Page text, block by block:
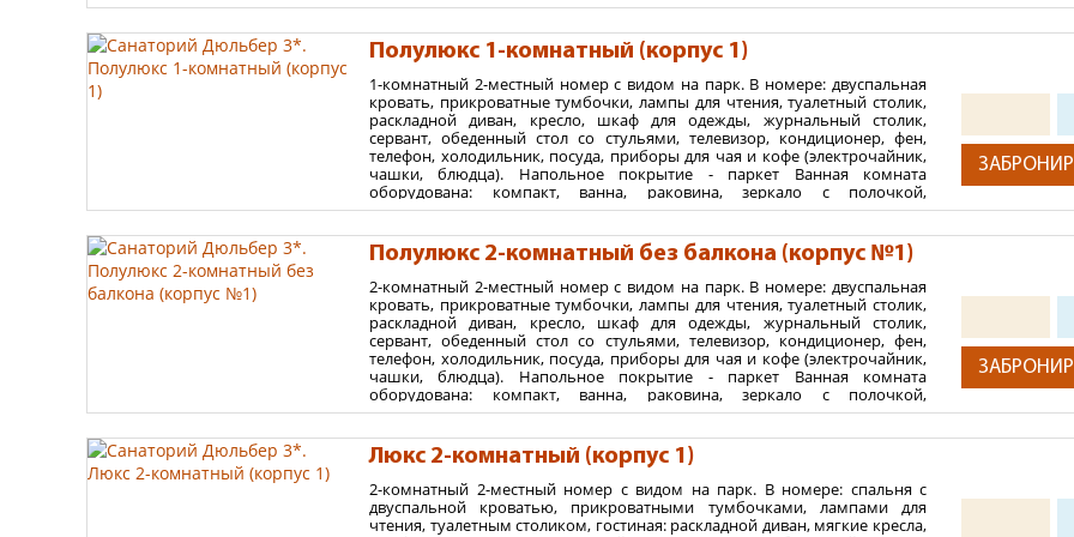
курортного лечения необходимо при себе иметь санаторно-курортную карту 072/у (для взрослых) и 076/у
давностью не более 2 месяцев.
Для иностранных туристов:
паспорт и миграционная карта, виза или вид на жительство (более подробную
полотенцесушитель, косметические средства, халаты, полотенца. Номер
Площадь номера 42 м2
Варианты размещения:
до 5 взрослых - без детей
максимум 3 взрослых + максимум 2 ребенка.
Полулюкс 1-комнатный (корпус 1)
1-комнатный 2-местный номер с видом на парк. В номере: двуспальная
кровать, прикроватные тумбочки, лампы для чтения, туалетный столик,
раскладной диван, кресло, шкаф для одежды, журнальный столик,
сервант, обеденный стол со стульями, телевизор, кондиционер, фен,
телефон, холодильник, посуда, приборы для чая и кофе (электрочайник,
чашки, блюдца). Напольное покрытие - паркет Ванная комната
оборудована: компакт, ванна, раковина, зеркало с полочкой,
полотенцесушитель, косметические средства, халаты, полотенца. Номера
Площадь номера 40 м2
Варианты размещения:
до 2 взрослых - без детей
максимум 2 взрослых + максимум 1 ребенок.
Полулюкс 2-комнатный без балкона (корпус №1)
2-комнатный 2-местный номер с видом на парк. В номере: двуспальная
кровать, прикроватные тумбочки, лампы для чтения, туалетный столик,
раскладной диван, кресло, шкаф для одежды, журнальный столик,
сервант, обеденный стол со стульями, телевизор, кондиционер, фен,
телефон, холодильник, посуда, приборы для чая и кофе (электрочайник,
чашки, блюдца). Напольное покрытие - паркет Ванная комната
оборудована: компакт, ванна, раковина, зеркало с полочкой,
полотенцесушитель, косметические средства, халаты, полотенца. Номера
Площадь номера 32 м2
Варианты размещения:
до 2 взрослых - без детей
Люкс 2-комнатный (корпус 1)
2-комнатный 2-местный номер с видом на парк. В номере: спальня с
двуспальной кроватью, прикроватными тумбочками, лампами для
чтения, туалетным столиком, гостиная: раскладной диван, мягкие кресла,